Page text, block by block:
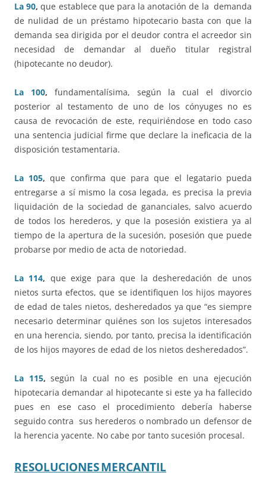
La 90,que establece que para la anotación de la demanda
de nulidad de un préstamo hipotecario basta con que la
demanda sea dirigida por el deudor contra el acreedor sin
necesidad de demandar al dueño titular registral
(hipotecante no deudor).
La 100, fundamentalísima, según la cual el divorcio
posterior al testamento de uno de los cónyuges no es
causa de revocación de este, requiriéndose en todo caso
una sentencia judicial firme que declare la ineficacia de la
disposición testamentaria.
La 105,que confirma que para que el legatario pueda
entregarse a sí mismo la cosa legada, es precisa la previa
liquidación de la sociedad de gananciales, salvo acuerdo
de todos los herederos, y que la posesión existiera ya al
tiempo de la apertura de la sucesión, posesión que puede
probarse por medio de acta de notoriedad.
La 114, que exige para que la desheredación de unos
nietos surta efectos, que se identifiquen los hijos mayores
de edad de tales nietos, desheredados ya que “es siempre
necesario determinar quiénes son los sujetos interesados
en una herencia, siendo, por tanto, precisa la identificación
de los hijos mayores de edad de los nietos desheredados”.
La 115,según la cual no es posible en una ejecución
hipotecaria demandar al hipotecante si este ya ha fallecido
pues en ese caso el procedimiento debería haberse
seguido contra sus herederos o nombrado un defensor de
la herencia yacente. No cabe por tanto sucesión procesal.
RESOLUCIONESMERCANTIL